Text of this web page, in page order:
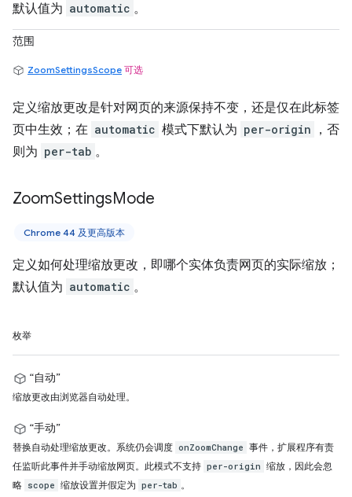
默认值为 automatic 。
范围
ZoomSettingsScope 可选
定义缩放更改是针对网页的来源保持不变，还是仅在此标签
页中生效；在 automatic 模式下默认为 per-origin
，否
则为 per-tab 。
ZoomSettingsMode
Chrome 44 及更高版本
定义如何处理缩放更改，即哪个实体负责网页的实际缩放；
默认值为 automatic 。
枚举
“自动”
缩放更改由浏览器自动处理。
“手动”
替换自动处理缩放更改。系统仍会调度 onZoomChange 事件，扩展程序有责
任监听此事件并手动缩放网页。此模式不支持 per-origin 缩放，因此会忽
略 scope 缩放设置并假定为 per-tab 。